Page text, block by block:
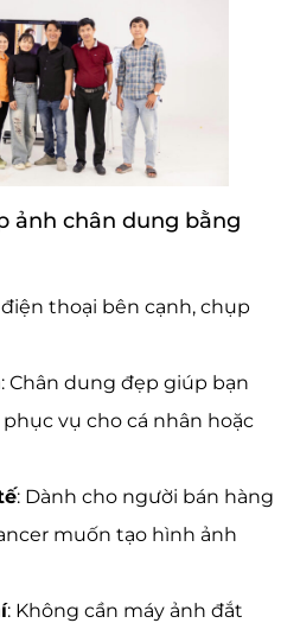
ảnh chân dung bằng
điện thoại bên cạnh, chụp
: Chân dung đẹp giúp bạn
vụ cho cá nhân hoặc
: Dành cho người bán hàng
muốn tạo hình ảnh
: Không cần máy ảnh đắt